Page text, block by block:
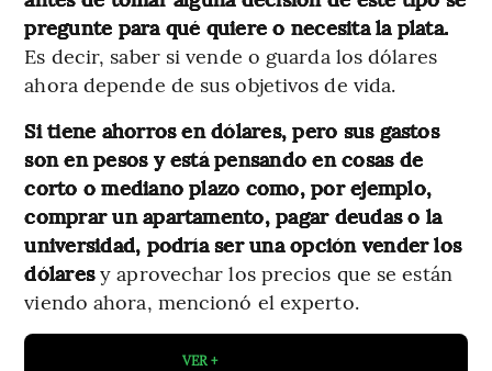
pregunte para qué quiere o necesita la plata.
Es decir, saber si vende o guarda los dólares
ahora depende de sus objetivos de vida.
Si tiene ahorros en dólares, pero sus gastos
son en pesos y está pensando en cosas de
corto o mediano plazo como, por ejemplo,
comprar un apartamento, pagar deudas o la
universidad, podría ser una opción vender los
dólaresy aprovechar los precios que se están
viendo ahora, mencionó el experto.
VER +